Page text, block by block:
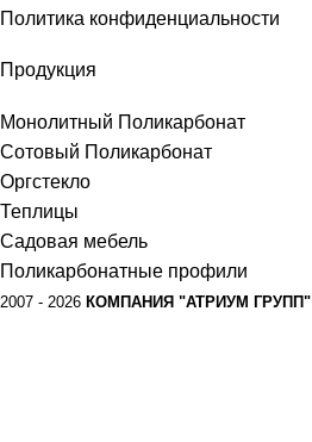
Политика конфиденциальности
Продукция
Монолитный Поликарбонат
Сотовый Поликарбонат
Оргстекло
Теплицы
Садовая мебель
Поликарбонатные профили
2007 - 2026 КОМПАНИЯ "АТРИУМ ГРУПП"